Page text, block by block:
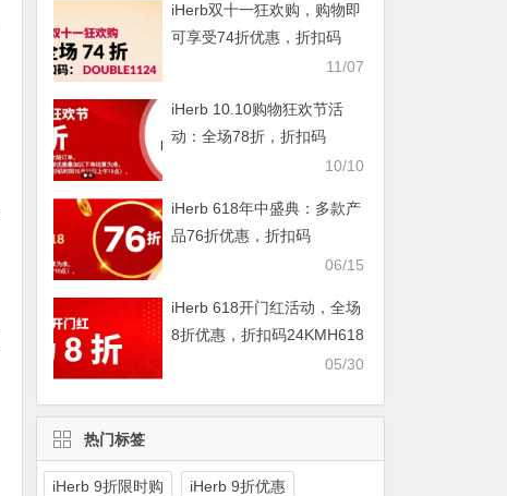
iHerb双十一狂欢购，购物即
可享受74折优惠，折扣码
11/07
iHerb 10.10购物狂欢节活
动：全场78折，折扣码
10/10
iHerb 618年中盛典：多款产
品76折优惠，折扣码
06/15
iHerb 618开门红活动，全场
8折优惠，折扣码24KMH618
05/30
热门标签
iHerb 9折限时购 iHerb 9折优惠